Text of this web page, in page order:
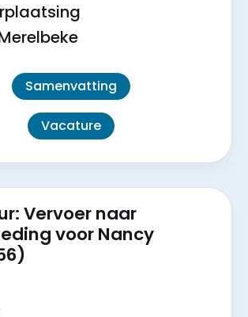
Samenvatting
Vacature
Vervoer naar
voor Nancy